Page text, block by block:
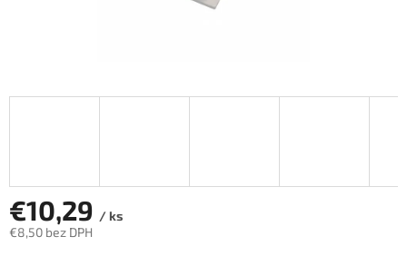
€10,29 / ks
€8,50 bez DPH